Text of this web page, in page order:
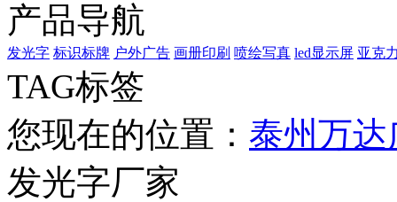
产品导航
发光字 标识标牌 户外广告 画册印刷 喷绘写真 led显示屏 亚克
TAG标签
您现在的位置： 泰州万
发光字厂家